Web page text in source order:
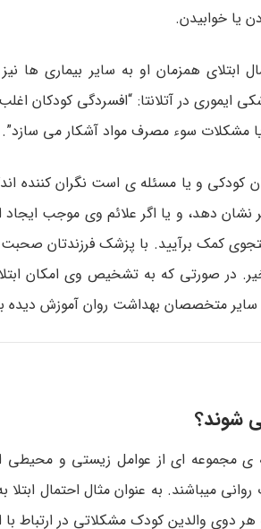
یا خوابیدن.
ابتلای همزمان او به سایر بیماری­ ها
ایموری در آتلانتا: “افسردگی کودکان
مشکلات سوء مصرف مواد آشکار می­ سازد”.
کودکی و یا مسئله­ ی است نگران­ کننده
دهد، و یا اگر علائم وی موجب ایجاد
کمک برآیید. با پزشک فرزندتان صحبت
خیر. در صورتی که به تشخیص وی امکان
متخصصان بهداشت روان آموزش دیده
شوند؟
ی مجموعه ­ای از عوامل زیستی و محیطی